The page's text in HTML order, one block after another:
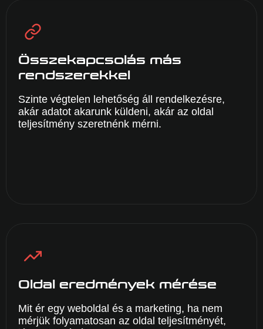
Összekapcsolás más
rendszerekkel
Szinte végtelen lehetőség áll rendelkezésre,
akár adatot akarunk küldeni, akár az oldal
teljesítmény szeretnénk mérni.
Oldal eredmények mérése
Mit ér egy weboldal és a marketing, ha nem
mérjük folyamatosan az oldal teljesítményét,